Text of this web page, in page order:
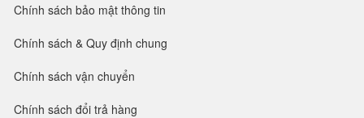
Chính sách bảo mật thông tin
Chính sách & Quy định chung
Chính sách vận chuyển
Chính sách đổi trả hàng